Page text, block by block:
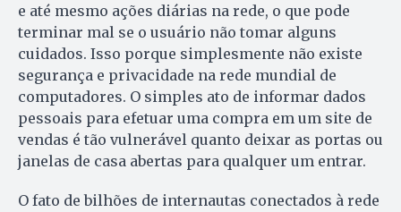
e até mesmo ações diárias na rede, o que pode
terminar mal se o usuário não tomar alguns
cuidados. Isso porque simplesmente não existe
segurança e privacidade na rede mundial de
computadores. O simples ato de informar dados
pessoais para efetuar uma compra em um site de
vendas é tão vulnerável quanto deixar as portas ou
janelas de casa abertas para qualquer um entrar.
O fato de bilhões de internautas conectados à rede